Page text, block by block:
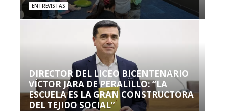
ENTREVISTAS
DIRECTOR DEL LICEO BICENTENARIO
VÍCTOR JARA DE PERALILLO: “LA
ESCUELA ES LA GRAN CONSTRUCTORA
DEL TEJIDO SOCIAL”